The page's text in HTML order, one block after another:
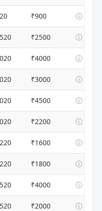
₹900 ⓘ
₹2500 ⓘ
₹4000 ⓘ
₹3000 ⓘ
₹4500 ⓘ
₹2200 ⓘ
₹1600 ⓘ
₹1800 ⓘ
₹4000 ⓘ
₹2000 ⓘ